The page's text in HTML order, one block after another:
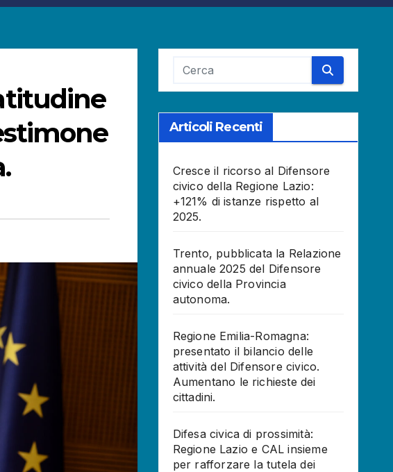
Articoli Recenti
Cresce il ricorso al Difensore
civico della Regione Lazio:
+121% di istanze rispetto al
2025.
Trento, pubblicata la Relazione
annuale 2025 del Difensore
civico della Provincia
autonoma.
Regione Emilia-Romagna:
presentato il bilancio delle
attività del Difensore civico.
Aumentano le richieste dei
cittadini.
Difesa civica di prossimità:
Regione Lazio e CAL insieme
per rafforzare la tutela dei